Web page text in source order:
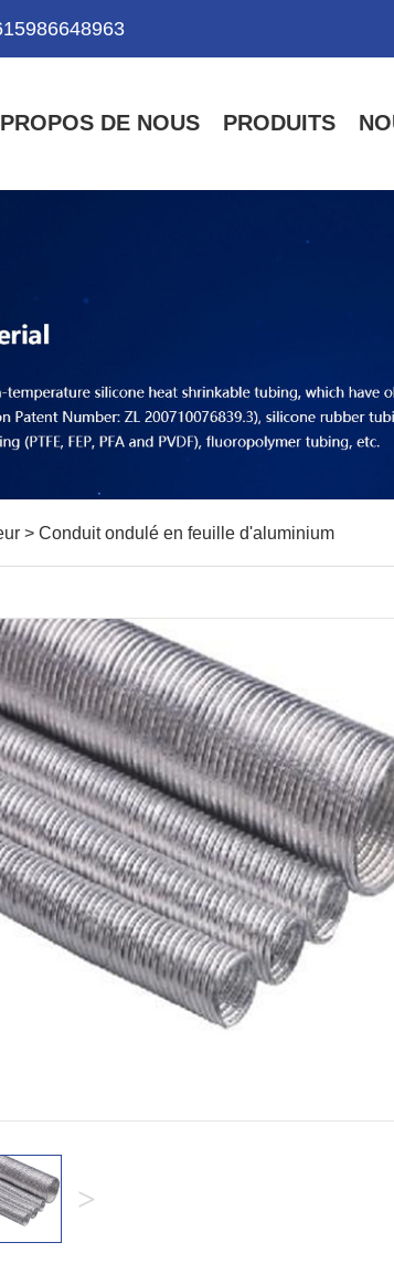
DE NOUS PRODUITS
> Conduit ondulé en feuille d'aluminium
>